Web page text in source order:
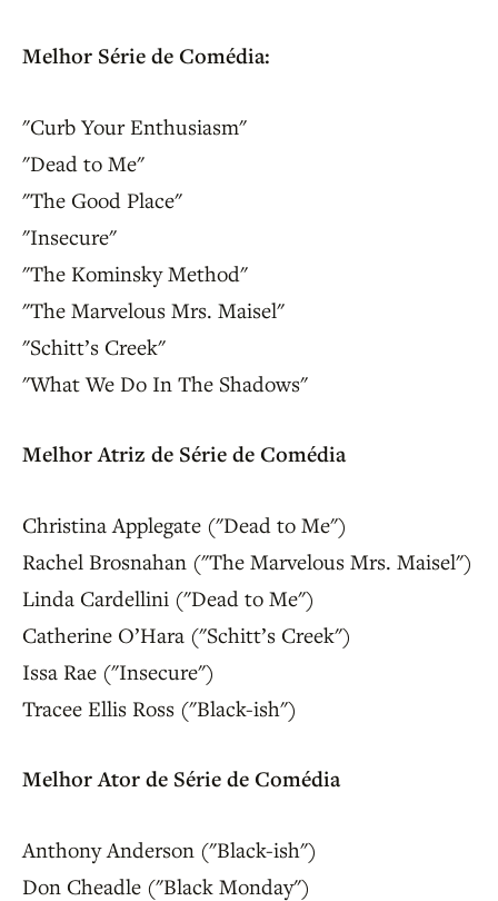
Melhor Série de Comédia:
"Curb Your Enthusiasm"
"Dead to Me"
"The Good Place"
"Insecure"
"The Kominsky Method"
"The Marvelous Mrs. Maisel"
"Schitt’s Creek"
"What We Do In The Shadows"
Melhor Atriz de Série de Comédia
Christina Applegate ("Dead to Me")
Rachel Brosnahan ("The Marvelous Mrs. Maisel")
Linda Cardellini ("Dead to Me")
Catherine O’Hara ("Schitt’s Creek")
Issa Rae ("Insecure")
Tracee Ellis Ross ("Black-ish")
Melhor Ator de Série de Comédia
Anthony Anderson ("Black-ish")
Don Cheadle ("Black Monday")